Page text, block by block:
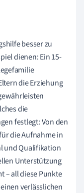
besser zu
dienen: Ein 15-
die Erziehung
die
festlegt: Von den
die Aufnahme in
und Qualifikation
Unterstützung
– all diese Punkte
verlässlichen